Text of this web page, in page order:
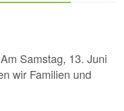
Samstag, 13. Juni
wir Familien und